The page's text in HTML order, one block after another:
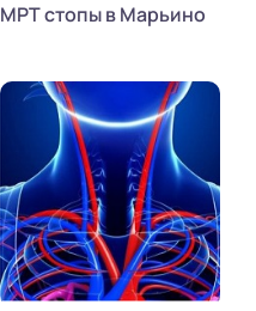
МРТ стопы в Марьино